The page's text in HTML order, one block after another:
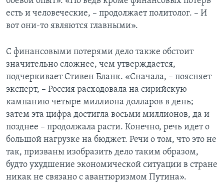
есть и человеческие, – продолжает политолог. – И
вот они-то являются главными».
С финансовыми потерями дело также обстоит
значительно сложнее, чем утверждается,
подчеркивает Стивен Бланк. «Сначала, – поясняет
эксперт, – Россия расходовала на сирийскую
кампанию четыре миллиона долларов в день;
затем эта цифра достигла восьми миллионов, да и
позднее – продолжала расти. Конечно, речь идет о
большой нагрузке на бюджет. Речи о том, что это не
так, призваны изобразить дело таким образом,
будто ухудшение экономической ситуации в стране
никак не связано с авантюризмом Путина».